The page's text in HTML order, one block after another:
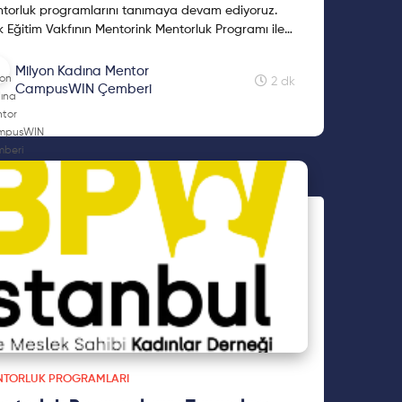
programlarını tanımaya devam ediyoruz.
Eğitim Vakfının Mentorink Mentorluk Programı ile
misin? Cevaplar yazının devamında!
Milyon Kadına Mentor
CampusWIN Çemberi
2 dk
PROGRAMLARI